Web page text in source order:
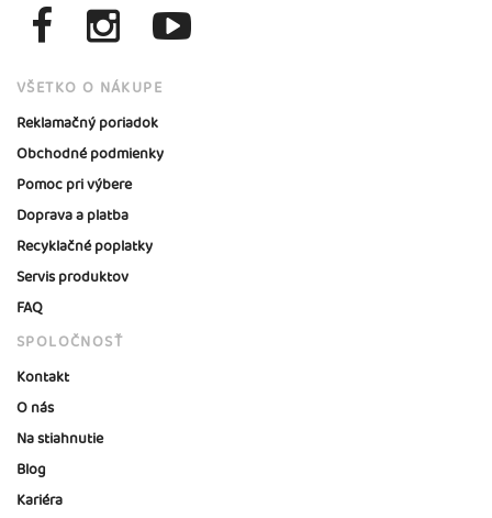
VŠETKO O NÁKUPE
Reklamačný poriadok
Obchodné podmienky
Pomoc pri výbere
Doprava a platba
Recyklačné poplatky
Servis produktov
FAQ
SPOLOČNOSŤ
Kontakt
O nás
Na stiahnutie
Blog
Kariéra